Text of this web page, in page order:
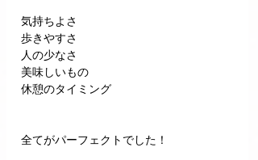
気持ちよさ
歩きやすさ
人の少なさ
美味しいもの
休憩のタイミング
全てがパーフェクトでした！